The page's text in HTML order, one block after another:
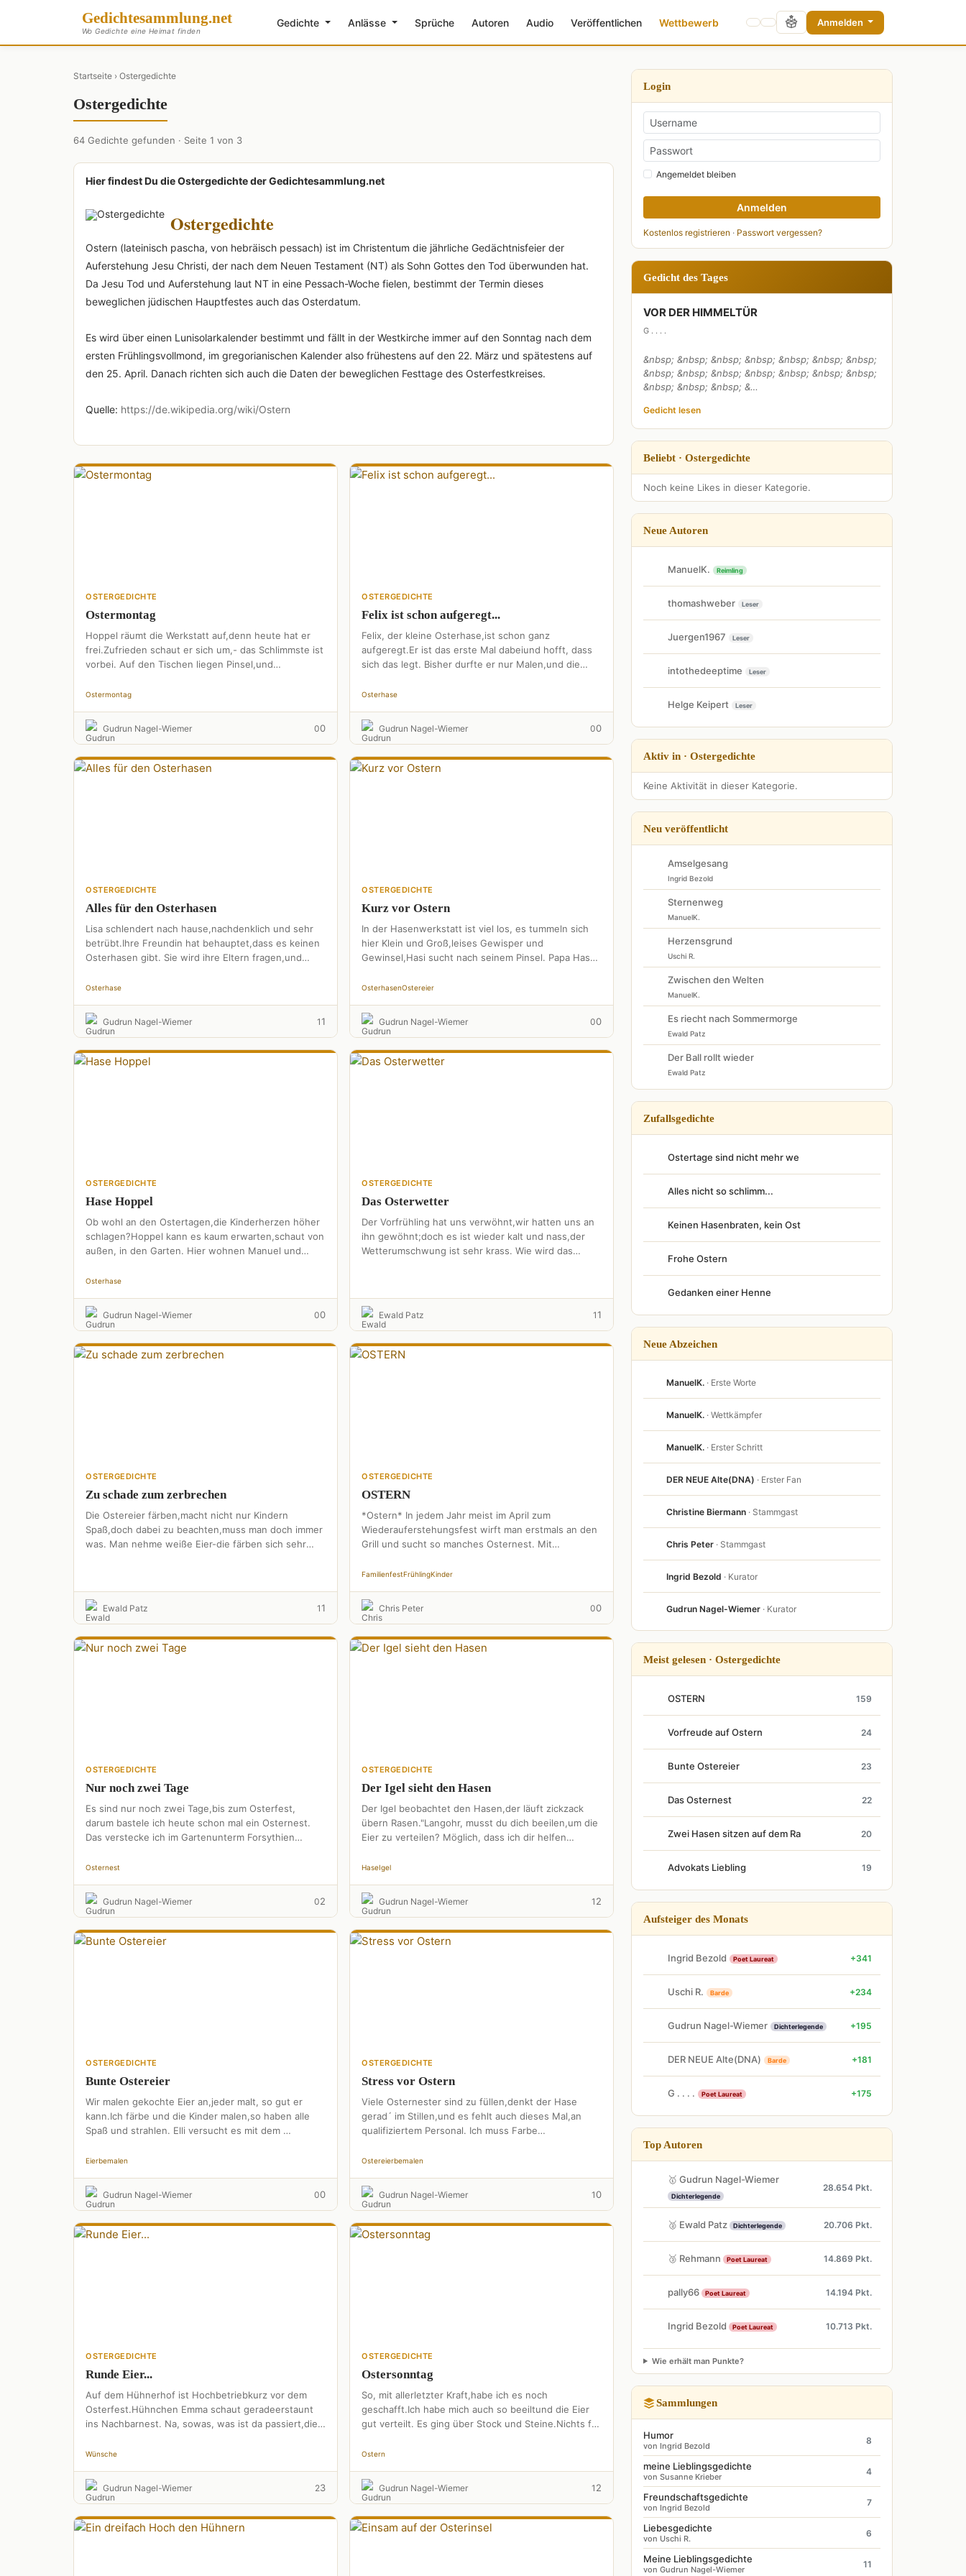
Gedichtesammlung.net
Wo Gedichte eine Heimat finden
Gedichte Anlässe Sprüche Autoren Audio Veröffentlichen Wettbewerb Anmelden
Startseite › Ostergedichte
Ostergedichte
64 Gedichte gefunden · Seite 1 von 3
Hier findest Du die Ostergedichte der Gedichtesammlung.net
Ostergedichte
Ostern (lateinisch pascha, von hebräisch pessach) ist im Christentum die jährliche Gedächtnisfeier der
Auferstehung Jesu Christi, der nach dem Neuen Testament (NT) als Sohn Gottes den Tod überwunden hat.
Da Jesu Tod und Auferstehung laut NT in eine Pessach-Woche fielen, bestimmt der Termin dieses
beweglichen jüdischen Hauptfestes auch das Osterdatum.
Es wird über einen Lunisolarkalender bestimmt und fällt in der Westkirche immer auf den Sonntag nach dem
ersten Frühlingsvollmond, im gregorianischen Kalender also frühestens auf den 22. März und spätestens auf
den 25. April. Danach richten sich auch die Daten der beweglichen Festtage des Osterfestkreises.
Quelle: https://de.wikipedia.org/wiki/Ostern
OSTERGEDICHTE
Ostermontag
Hoppel räumt die Werkstatt auf,denn heute hat er
frei.Zufrieden schaut er sich um,- das Schlimmste ist
vorbei. Auf den Tischen liegen Pinsel,und
Ostermontag
Gudrun Nagel-Wiemer 00
OSTERGEDICHTE
Felix ist schon aufgeregt...
Felix, der kleine Osterhase,ist schon ganz
aufgeregt.Er ist das erste Mal dabeiund hofft, dass
sich das legt. Bisher durfte er nur Malen,und die
Osterhase
Gudrun Nagel-Wiemer 00
OSTERGEDICHTE
Alles für den Osterhasen
Lisa schlendert nach hause,nachdenklich und sehr
betrübt.Ihre Freundin hat behauptet,dass es keinen
Osterhasen gibt. Sie wird ihre Eltern fragen,und
Osterhase
Gudrun Nagel-Wiemer 11
OSTERGEDICHTE
Kurz vor Ostern
In der Hasenwerkstatt ist viel los, es tummeln sich
hier Klein und Groß,leises Gewisper und
Gewinsel,Hasi sucht nach seinem Pinsel. Papa Hase
OsterhasenOstereier
Gudrun Nagel-Wiemer 00
OSTERGEDICHTE
Hase Hoppel
Ob wohl an den Ostertagen,die Kinderherzen höher
schlagen?Hoppel kann es kaum erwarten,schaut von
außen, in den Garten. Hier wohnen Manuel und
Osterhase
Gudrun Nagel-Wiemer 00
OSTERGEDICHTE
Das Osterwetter
Der Vorfrühling hat uns verwöhnt,wir hatten uns an
ihn gewöhnt;doch es ist wieder kalt und nass,der
Wetterumschwung ist sehr krass. Wie wird das
Ewald Patz 11
OSTERGEDICHTE
Zu schade zum zerbrechen
Die Ostereier färben,macht nicht nur Kindern
Spaß,doch dabei zu beachten,muss man doch immer
was. Man nehme weiße Eier-die färben sich sehr
Ewald Patz 11
OSTERGEDICHTE
OSTERN
*Ostern* In jedem Jahr meist im April zum
Wiederauferstehungsfest wirft man erstmals an den
Grill und sucht so manches Osternest. Mit
FamilienfestFrühlingKinder
Chris Peter 00
OSTERGEDICHTE
Nur noch zwei Tage
Es sind nur noch zwei Tage,bis zum Osterfest,
darum bastele ich heute schon mal ein Osternest.
Das verstecke ich im Gartenunterm Forsythien
Osternest
Gudrun Nagel-Wiemer 02
OSTERGEDICHTE
Der Igel sieht den Hasen
Der Igel beobachtet den Hasen,der läuft zickzack
übern Rasen."Langohr, musst du dich beeilen,um die
Eier zu verteilen? Möglich, dass ich dir helfen
HaseIgel
Gudrun Nagel-Wiemer 1 2
OSTERGEDICHTE
Bunte Ostereier
Wir malen gekochte Eier an,jeder malt, so gut er
kann.Ich färbe und die Kinder malen,so haben alle
Spaß und strahlen. Elli versucht es mit dem …
Eierbemalen
Gudrun Nagel-Wiemer 00
OSTERGEDICHTE
Stress vor Ostern
Viele Osternester sind zu füllen,denkt der Hase
gerad´ im Stillen,und es fehlt auch dieses Mal,an
qualifiziertem Personal. Ich muss Farbe
Ostereierbemalen
Gudrun Nagel-Wiemer 10
OSTERGEDICHTE
Runde Eier...
Auf dem Hühnerhof ist Hochbetriebkurz vor dem
Osterfest.Hühnchen Emma schaut geradeerstaunt
ins Nachbarnest. Na, sowas, was ist da passiert,die
Wünsche
Gudrun Nagel-Wiemer 23
OSTERGEDICHTE
Ostersonntag
So, mit allerletzter Kraft,habe ich es noch
geschafft.Ich habe mich auch so beeiltund die Eier
gut verteilt. Es ging über Stock und Steine.Nichts für
Ostern
Gudrun Nagel-Wiemer 1 2
Login
Angemeldet bleiben
Anmelden
Kostenlos registrieren · Passwort vergessen?
Gedicht des Tages
VOR DER HIMMELTÜR
G . . . .
&nbsp; &nbsp; &nbsp; &nbsp; &nbsp; &nbsp; &nbsp;
&nbsp; &nbsp; &nbsp; &nbsp; &nbsp; &nbsp; &nbsp;
&nbsp; &nbsp; &nbsp; &…
Gedicht lesen
Beliebt · Ostergedichte
Noch keine Likes in dieser Kategorie.
Neue Autoren
ManuelK. Reimling
thomashweber Leser
Juergen1967 Leser
intothedeeptime Leser
Helge Keipert Leser
Aktiv in · Ostergedichte
Keine Aktivität in dieser Kategorie.
Neu veröffentlicht
Amselgesang
Ingrid Bezold
Sternenweg
ManuelK.
Herzensgrund
Uschi R.
Zwischen den Welten
ManuelK.
Es riecht nach Sommermorge
Ewald Patz
Der Ball rollt wieder
Ewald Patz
Zufallsgedichte
Ostertage sind nicht mehr we
Alles nicht so schlimm...
Keinen Hasenbraten, kein Ost
Frohe Ostern
Gedanken einer Henne
Neue Abzeichen
ManuelK. · Erste Worte
ManuelK. · Wettkämpfer
ManuelK. · Erster Schritt
DER NEUE Alte(DNA) · Erster Fan
Christine Biermann · Stammgast
Chris Peter · Stammgast
Ingrid Bezold · Kurator
Gudrun Nagel-Wiemer · Kurator
Meist gelesen · Ostergedichte
OSTERN 159
Vorfreude auf Ostern 24
Bunte Ostereier 23
Das Osternest 22
Zwei Hasen sitzen auf dem Ra 20
Advokats Liebling 19
Aufsteiger des Monats
Ingrid Bezold Poet Laureat +341
Uschi R. Barde +234
Gudrun Nagel-Wiemer Dichterlegende +195
DER NEUE Alte(DNA) Barde +181
G . . . . Poet Laureat +175
Top Autoren
🥇 Gudrun Nagel-Wiemer
Dichterlegende
28.654 Pkt.
🥈 Ewald Patz Dichterlegende 20.706 Pkt.
🥉 Rehmann Poet Laureat 14.869 Pkt.
pally66 Poet Laureat 14.194 Pkt.
Ingrid Bezold Poet Laureat 10.713 Pkt.
Wie erhält man Punkte?
Sammlungen
Humor
von Ingrid Bezold
8
meine Lieblingsgedichte
von Susanne Krieber
4
Freundschaftsgedichte
von Ingrid Bezold
7
Liebesgedichte
von Uschi R.
6
Meine Lieblingsgedichte
von Gudrun Nagel-Wiemer
11